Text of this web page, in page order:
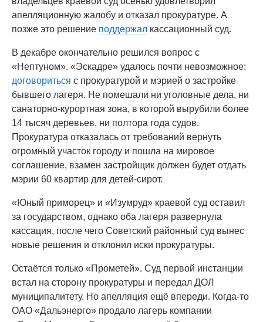
апелляционную жалобу и отказал прокуратуре. А
позже это решение поддержал кассационный суд.
В декабре окончательно решился вопрос с
«Нептуном». «Эскадре» удалось почти невозможное:
договориться с прокуратурой и мэрией о застройке
бывшего лагеря. Не помешали ни уголовные дела, ни
санаторно-курортная зона, в которой вырубили более
14 тысяч деревьев, ни полтора года судов.
Прокуратура отказалась от требований вернуть
огромный участок городу и пошла на мировое
соглашение, взамен застройщик должен будет отдать
мэрии 60 квартир для детей-сирот.
«Юный приморец» и «Изумруд» краевой суд оставил
за государством, однако оба лагеря развернула
кассация, после чего Советский районный суд вынес
новые решения и отклонил иски прокуратуры.
Остаётся только «Прометей». Суд первой инстанции
встал на сторону прокуратуры и передал ДОЛ
муниципалитету. Но апелляция ещё впереди. Когда-то
ОАО «Дальэнерго» продало лагерь компании